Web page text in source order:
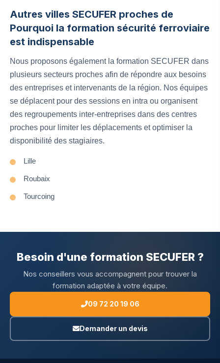
Autres villes SECUFER proches de
Pourquoi la formation sécurité ferroviaire
est indispensable
Nous proposons également la formation SECUFER dans
plusieurs secteurs proches afin de répondre aux besoins
des entreprises et intervenants de la région. Nos équipes
se déplacent pour des sessions en intra ou organisent
des regroupements inter-entreprises dans des centres
proches pour limiter les déplacements et optimiser la
disponibilité des stagiaires.
Lille
Roubaix
Tourcoing
Besoin d'une formation SECUFER ?
Nos conseillers vous accompagnent pour trouver la
formation adaptée à votre équipe.
09 72 20 19 06
Demander un devis